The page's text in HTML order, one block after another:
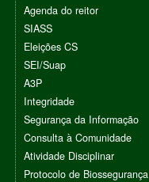
Agenda do reitor
SIASS
Eleições CS
SEI/Suap
A3P
Integridade
Segurança da Informação
Consulta à Comunidade
Atividade Disciplinar
Protocolo de Biossegurança